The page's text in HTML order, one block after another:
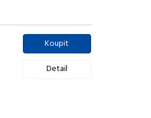
Koupit
Detail